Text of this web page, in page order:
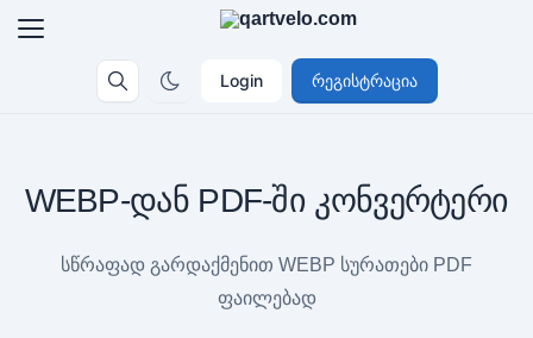
Login რეგისტრაცია
WEBP-დან PDF-ში კონვერტერი
სწრაფად გარდაქმენით WEBP სურათები PDF
ფაილებად